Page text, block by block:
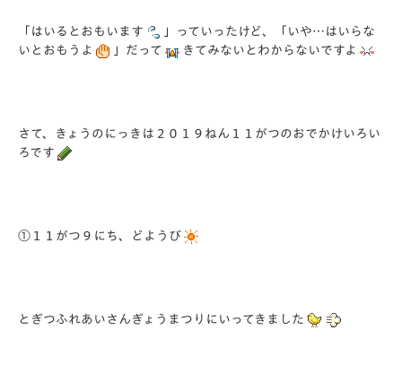
「はいるとおもいます
」っていったけど、「いや…はいらな
いとおもうよ
」だって きてみないとわからないですよ
さて、きょうのにっきは２０１９ねん１１がつのおでかけいろい
ろです
①１１がつ９にち、どようび
とぎつふれあいさんぎょうまつりにいってきました